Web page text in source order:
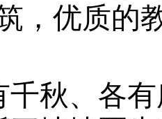
，优质的
千秋、各